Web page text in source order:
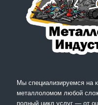
Мы специализируемся на
металлоломом любой
полный цикл услуг — от